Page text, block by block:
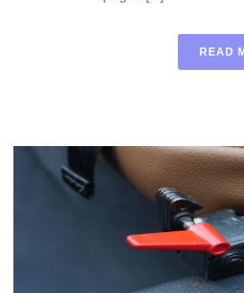
READ